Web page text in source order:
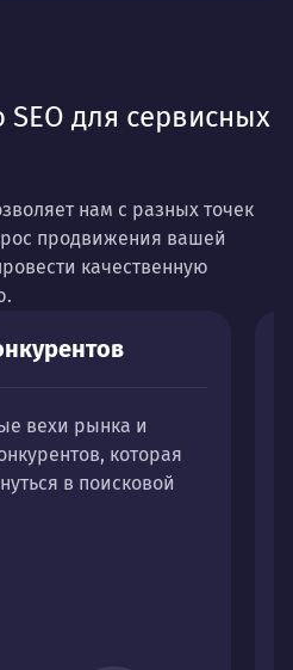
для сервисных
нам с разных точек
продвижения вашей
качественную
вехи рынка и
которая
в поисковой